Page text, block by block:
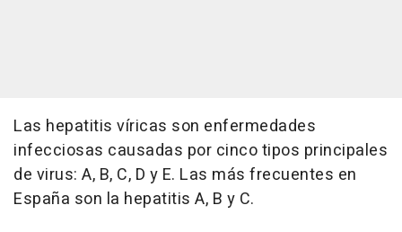
Las hepatitis víricas son enfermedades
infecciosas causadas por cinco tipos principales
de virus: A, B, C, D y E. Las más frecuentes en
España son la hepatitis A, B y C.